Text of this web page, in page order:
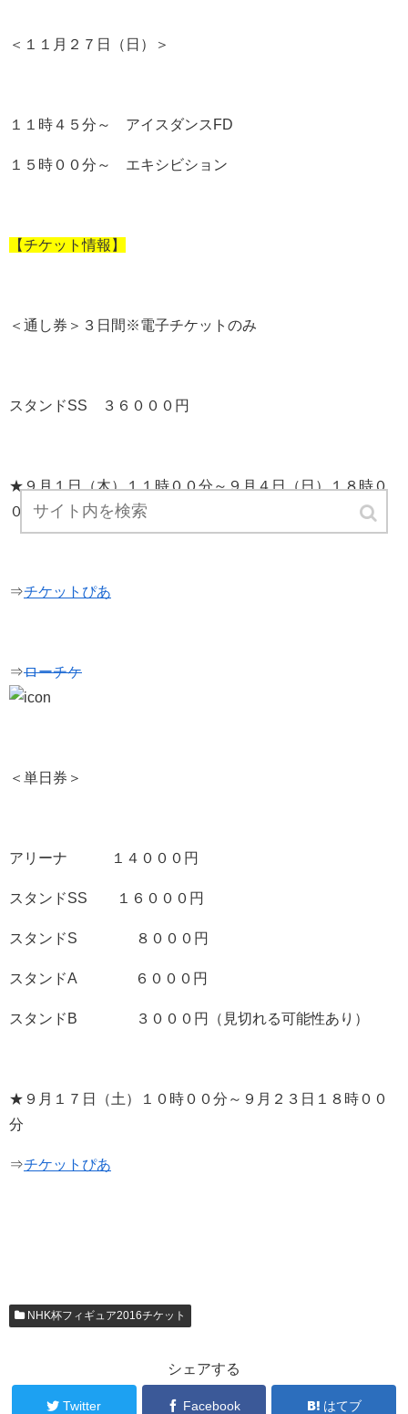
＜１１月２７日（日）＞
１１時４５分～ アイスダンスFD
１５時００分～ エキシビション
【チケット情報】
＜通し券＞３日間※電子チケットのみ
スタンドSS ３６０００円
★９月１日（木）１１時００分～９月４日（日）１８時０
０分
⇒チケットぴあ
⇒ローチケ
＜単日券＞
アリーナ １４０００円
スタンドSS １６０００円
スタンドS ８０００円
スタンドA ６０００円
スタンドB ３０００円（見切れる可能性あり）
★９月１７日（土）１０時００分～９月２３日１８時００
分
⇒チケットぴあ
NHK杯フィギュア2016チケット
シェアする
Twitter Facebook はてブ